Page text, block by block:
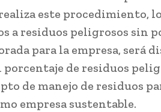
este procedimiento,
a residuos peligrosos sin
para la empresa, será
de residuos
de manejo de residuos
empresa sustentable.